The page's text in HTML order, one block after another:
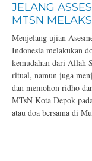
JELANG
MTSN
Menjelang ujian
Indonesia melakukan
kemudahan dari Allah
ritual, namun juga
dan memohon ridho
MTsN Kota Depok
atau doa bersama di